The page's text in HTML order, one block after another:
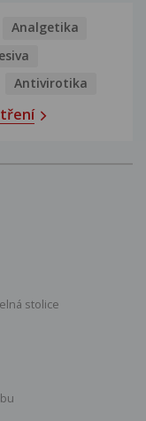
Analgetika
Antivirotika
stolice